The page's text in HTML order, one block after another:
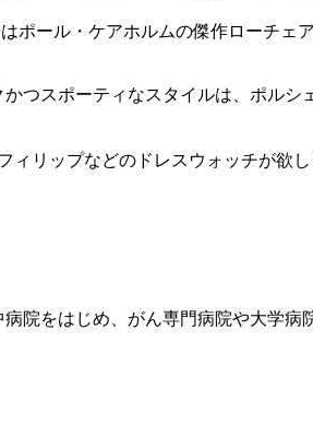
ール・ケアホルムの傑作ローチェ
つスポーティなスタイルは、ポルシ
リップなどのドレスウォッチが欲
院をはじめ、がん専門病院や大学